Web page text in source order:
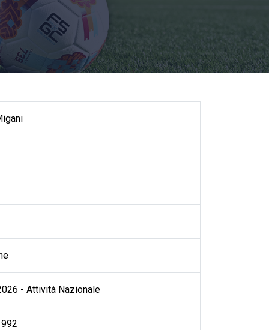
- Attività Nazionale